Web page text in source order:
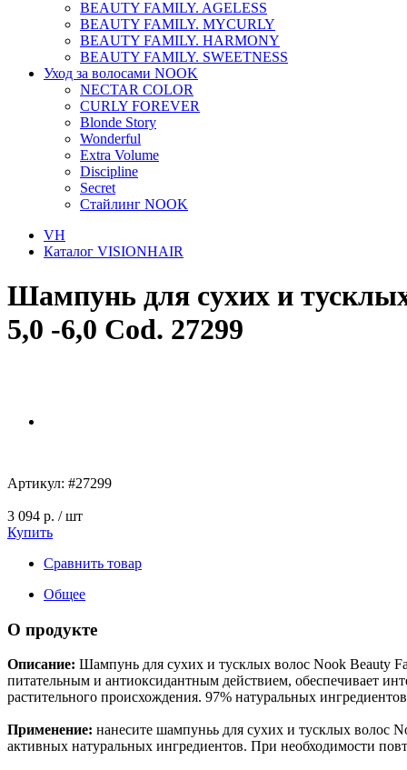
BEAUTY FAMILY. AGELESS
BEAUTY FAMILY. MYCURLY
BEAUTY FAMILY. HARMONY
BEAUTY FAMILY. SWEETNESS
Уход за волосами NOOK
NECTAR COLOR
CURLY FOREVER
Blonde Story
Wonderful
Extra Volume
Discipline
Secret
Стайлинг NOOK
VH
Каталог VISIONHAIR
Шампунь для сухих и
5,0 -6,0 Cod. 27299
Артикул: #27299
3 094 р. / шт
Купить
Сравнить товар
Общее
О продукте
Описание: Шампунь для сухих и тусклых волос Nook Beauty
питательным и антиоксидантным действием, обеспечивает
растительного происхождения. 97% натуральных
Применение: нанесите шампуньь для сухих и тусклых волос
активных натуральных ингредиентов. При необходимости